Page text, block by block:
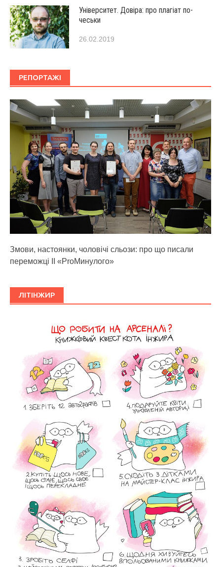
Університет. Довіра: про плагіат по-
чеськи
26.02.2019
РЕПОРТАЖІ
Змови, настоянки, чоловічі сльози: про що писали
переможці ІІ «ProМинулого»
ЛІТІНЖИР